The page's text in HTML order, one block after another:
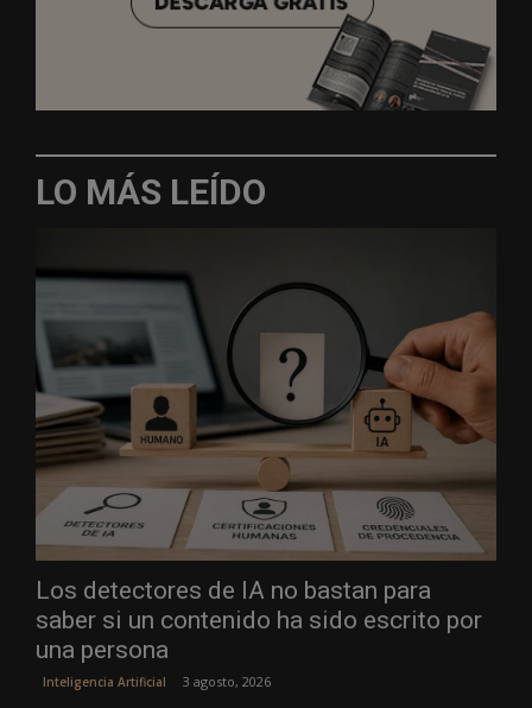
LO MÁS LEÍDO
Los detectores de IA no bastan para
saber si un contenido ha sido escrito por
una persona
Inteligencia Artificial 3 agosto, 2026